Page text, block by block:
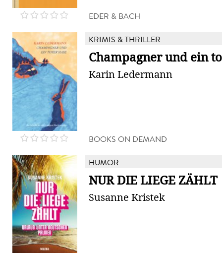
EDER & BACH
KRIMIS & THRILLER
Champagner und ein
Karin Ledermann
BOOKS ON DEMAND
HUMOR
NUR DIE LIEGE ZÄHLT
Susanne Kristek